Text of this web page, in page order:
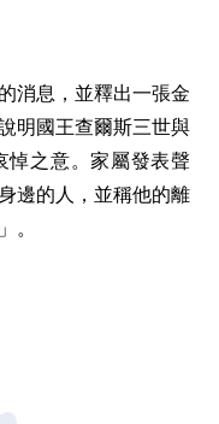
消息，並釋出一張金
明國王查爾斯三世與
悼之意。家屬發表聲
邊的人，並稱他的離